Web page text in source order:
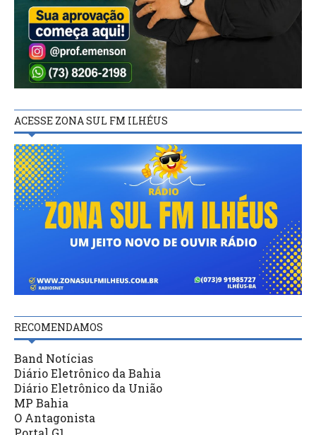
ACESSE ZONA SUL FM ILHÉUS
RECOMENDAMOS
Band Notícias
Diário Eletrônico da Bahia
Diário Eletrônico da União
MP Bahia
O Antagonista